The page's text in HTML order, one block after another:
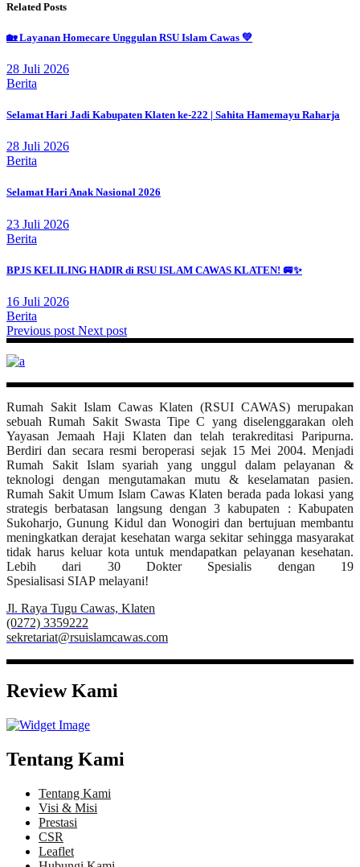
Related Posts
🏡 Layanan Homecare Unggulan RSU Islam Cawas 💚
28 Juli 2026
Berita
Selamat Hari Jadi Kabupaten Klaten ke-222 | Sahita Hamemayu Raharja
28 Juli 2026
Berita
Selamat Hari Anak Nasional 2026
23 Juli 2026
Berita
BPJS KELILING HADIR di RSU ISLAM CAWAS KLATEN! 🚐✨
16 Juli 2026
Berita
Previous post Next post
Rumah Sakit Islam Cawas Klaten (RSUI CAWAS) merupakan
sebuah Rumah Sakit Swasta Tipe C yang diselenggarakan oleh
Yayasan Jemaah Haji Klaten dan telah terakreditasi Paripurna.
Berdiri dan secara resmi beroperasi sejak 15 Mei 2004. Menjadi
Rumah Sakit Islam syariah yang unggul dalam pelayanan &
teknologi dengan mengutamakan mutu & keselamatan pasien.
Rumah Sakit Umum Islam Cawas Klaten berada pada lokasi yang
strategis berbatasan langsung dengan 3 kabupaten : Kabupaten
Sukoharjo, Gunung Kidul dan Wonogiri dan bertujuan membantu
meningkatkan derajat kesehatan warga sekitar sehingga masyarakat
tidak harus keluar kota untuk mendapatkan pelayanan kesehatan.
Lebih dari 30 Dokter Spesialis dengan 19
Spesialisasi SIAP melayani!
Jl. Raya Tugu Cawas, Klaten
(0272) 3359222
sekretariat@rsuislamcawas.com
Review Kami
Tentang Kami
Tentang Kami
Visi & Misi
Prestasi
CSR
Leaflet